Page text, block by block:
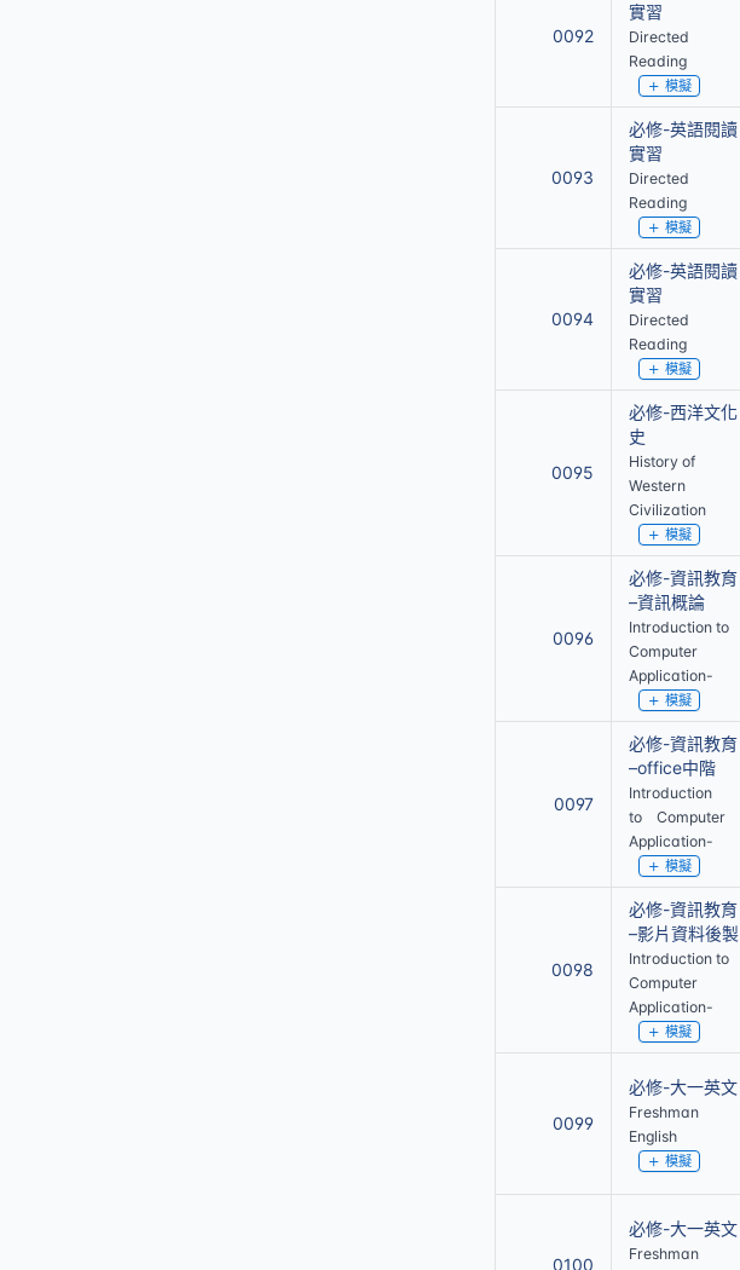
0092
實習
Directed
Reading
模擬
0093
必修-英語閱讀
實習
Directed
Reading
模擬
0094
必修-英語閱讀
實習
Directed
Reading
模擬
0095
必修-西洋文化
史
History of
Western
Civilization
模擬
0096
必修-資訊教育
–資訊概論
Introduction to
Computer
Application-
模擬
0097
必修-資訊教育
–office中階
Introduction
to Computer
Application-
模擬
0098
必修-資訊教育
–影片資料後製
Introduction to
Computer
Application-
模擬
0099
必修-大一英文
Freshman
English
模擬
0100
必修-大一英文
Freshman